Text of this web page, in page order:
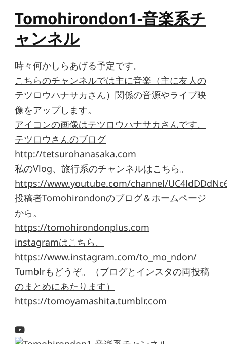
Tomohirondon1-音楽系チ
ャンネル
時々何かしらあげる予定です。
こちらのチャンネルでは主に音楽（主に友人の
テツロウハナサカさん）関係の音源やライブ映
像をアップします。
アイコンの画像はテツロウハナサカさんです。
テツロウさんのブログ
http://tetsurohanasaka.com
私のVlog、旅行系のチャンネルはこちら。
https://www.youtube.com/channel/
投稿者Tomohirondonのブログ＆ホームページ
から。
https://tomohirondonplus.com
instagramはこちら。
https://www.instagram.com/to_mo_ndon/
Tumblrもどうぞ。（ブログとインスタの両投稿
のまとめにあたります）
https://tomoyamashita.tumblr.com